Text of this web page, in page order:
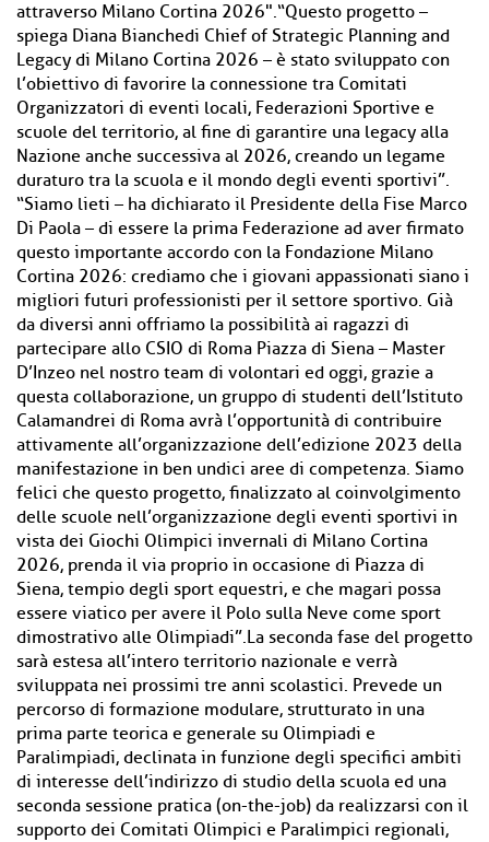
attraverso Milano Cortina 2026".“Questo progetto –
spiega Diana Bianchedi Chief of Strategic Planning and
Legacy di Milano Cortina 2026 – è stato sviluppato con
l’obiettivo di favorire la connessione tra Comitati
Organizzatori di eventi locali, Federazioni Sportive e
scuole del territorio, al fine di garantire una legacy alla
Nazione anche successiva al 2026, creando un legame
duraturo tra la scuola e il mondo degli eventi sportivi”.
“Siamo lieti – ha dichiarato il Presidente della Fise Marco
Di Paola – di essere la prima Federazione ad aver firmato
questo importante accordo con la Fondazione Milano
Cortina 2026: crediamo che i giovani appassionati siano i
migliori futuri professionisti per il settore sportivo. Già
da diversi anni offriamo la possibilità ai ragazzi di
partecipare allo CSIO di Roma Piazza di Siena – Master
D’Inzeo nel nostro team di volontari ed oggi, grazie a
questa collaborazione, un gruppo di studenti dell’Istituto
Calamandrei di Roma avrà l’opportunità di contribuire
attivamente all’organizzazione dell’edizione 2023 della
manifestazione in ben undici aree di competenza. Siamo
felici che questo progetto, finalizzato al coinvolgimento
delle scuole nell’organizzazione degli eventi sportivi in
vista dei Giochi Olimpici invernali di Milano Cortina
2026, prenda il via proprio in occasione di Piazza di
Siena, tempio degli sport equestri, e che magari possa
essere viatico per avere il Polo sulla Neve come sport
dimostrativo alle Olimpiadi”.La seconda fase del progetto
sarà estesa all’intero territorio nazionale e verrà
sviluppata nei prossimi tre anni scolastici. Prevede un
percorso di formazione modulare, strutturato in una
prima parte teorica e generale su Olimpiadi e
Paralimpiadi, declinata in funzione degli specifici ambiti
di interesse dell’indirizzo di studio della scuola ed una
seconda sessione pratica (on-the-job) da realizzarsi con il
supporto dei Comitati Olimpici e Paralimpici regionali,